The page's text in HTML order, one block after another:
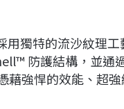
獨特的流沙紋理
防護結構，並通
藉強悍的效能、超